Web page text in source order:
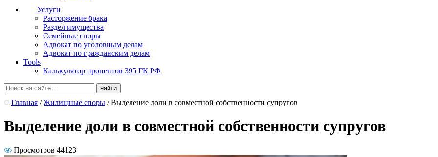
Услуги
Расторжение брака
Раздел имущества
Семейные споры
Адвокат по уголовным делам
Адвокат по гражданским делам
Tools
Калькулятор процентов 395 ГК РФ
Главная / Жилищные споры / Выделение доли в совместной собственности супругов
Выделение доли в совместной собственности супругов
Просмотров 44123